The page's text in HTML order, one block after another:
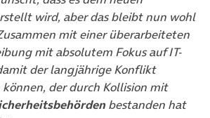
wird, aber das bleibt nun wohl
mit einer überarbeiteten
mit absolutem Fokus auf IT-
der langjährige Konflikt
der durch Kollision mit
bestanden hat